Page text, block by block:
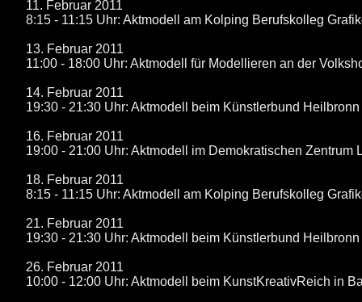
11. Februar 2011
8:15 - 11:15 Uhr: Aktmodell am Kolping Berufskolleg
13. Februar 2011
11:00 - 18:00 Uhr: Aktmodell für Modellieren an der
14. Februar 2011
19:30 - 21:30 Uhr: Aktmodell beim Künstlerbund Heilbronn
16. Februar 2011
19:00 - 21:00 Uhr: Aktmodell im Demokratischen Zentrum
18. Februar 2011
8:15 - 11:15 Uhr: Aktmodell am Kolping Berufskolleg
21. Februar 2011
19:30 - 21:30 Uhr: Aktmodell beim Künstlerbund Heilbronn
26. Februar 2011
10:00 - 12:00 Uhr: Aktmodell beim KunstKreativReich in